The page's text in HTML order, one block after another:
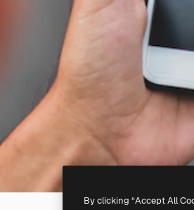
By clicking “Accept All